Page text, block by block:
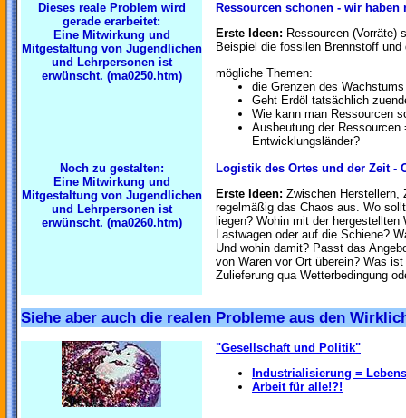
Dieses reale Problem wird
gerade erarbeitet:
Eine Mitwirkung und
Mitgestaltung von Jugendlichen
und Lehrpersonen ist
erwünscht. (ma0250.htm)
Ressourcen schonen - wir haben
Erste Ideen: Ressourcen (Vorräte)
Beispiel die fossilen Brennstoff und
mögliche Themen:
die Grenzen des
Geht Erdöl tatsächlich
Wie kann man Ressourcen
Ausbeutung der Ressourcen
Entwicklungsländer?
Noch zu gestalten:
Eine Mitwirkung und
Mitgestaltung von Jugendlichen
und Lehrpersonen ist
erwünscht. (ma0260.htm)
Logistik des Ortes und der Zeit -
Erste Ideen: Zwischen Herstellern,
regelmäßig das Chaos aus. Wo
liegen? Wohin mit der
Lastwagen oder auf die Schiene?
Und wohin damit? Passt das
von Waren vor Ort überein? Was
Zulieferung qua Wetterbedingung
Siehe aber auch die realen Probleme aus den
"Gesellschaft und Politik"
Industrialisierung =
Arbeit für alle!?!